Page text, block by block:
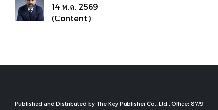
14 พ.ค. 2569
(Content)
Published and Distributed by The Key Publisher Co., Ltd., Office: 87/9